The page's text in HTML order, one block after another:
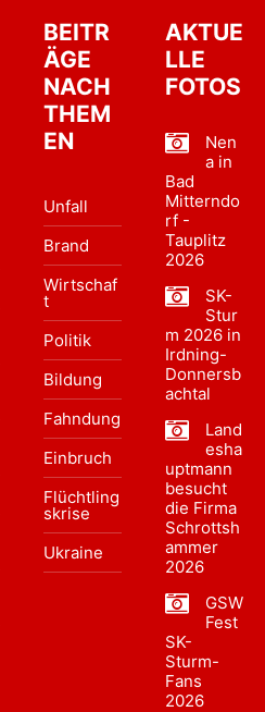
BEITR
ÄGE
NACH
THEM
EN
Unfall
Brand
Wirtschaf
t
Politik
Bildung
Fahndung
Einbruch
Flüchtling
skrise
Ukraine
AKTUE
LLE
FOTOS
Nen
a in
Bad
Mitterndo
rf -
Tauplitz
2026
SK-
Stur
m 2026 in
Irdning-
Donnersb
achtal
Land
esha
uptmann
besucht
die Firma
Schrottsh
ammer
2026
GSW
Fest
SK-
Sturm-
Fans
2026